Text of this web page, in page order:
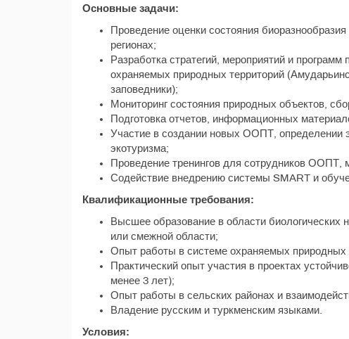
Основные задачи:
Проведение оценки состояния
регионах;
Разработка стратегий, мероприятий и
охраняемых природных территорий
заповедники);
Мониторинг состояния природных объектов,
Подготовка отчетов, информационных
Участие в создании новых ООПТ, определении
экотуризма;
Проведение тренингов для сотрудников ООПТ,
Содействие внедрению системы SMART и
Квалификационные требования:
Высшее образование в области биологических
или смежной области;
Опыт работы в системе охраняемых природных
Практический опыт участия в проектах
менее 3 лет);
Опыт работы в сельских районах и
Владение русским и туркменским языками.
Условия: